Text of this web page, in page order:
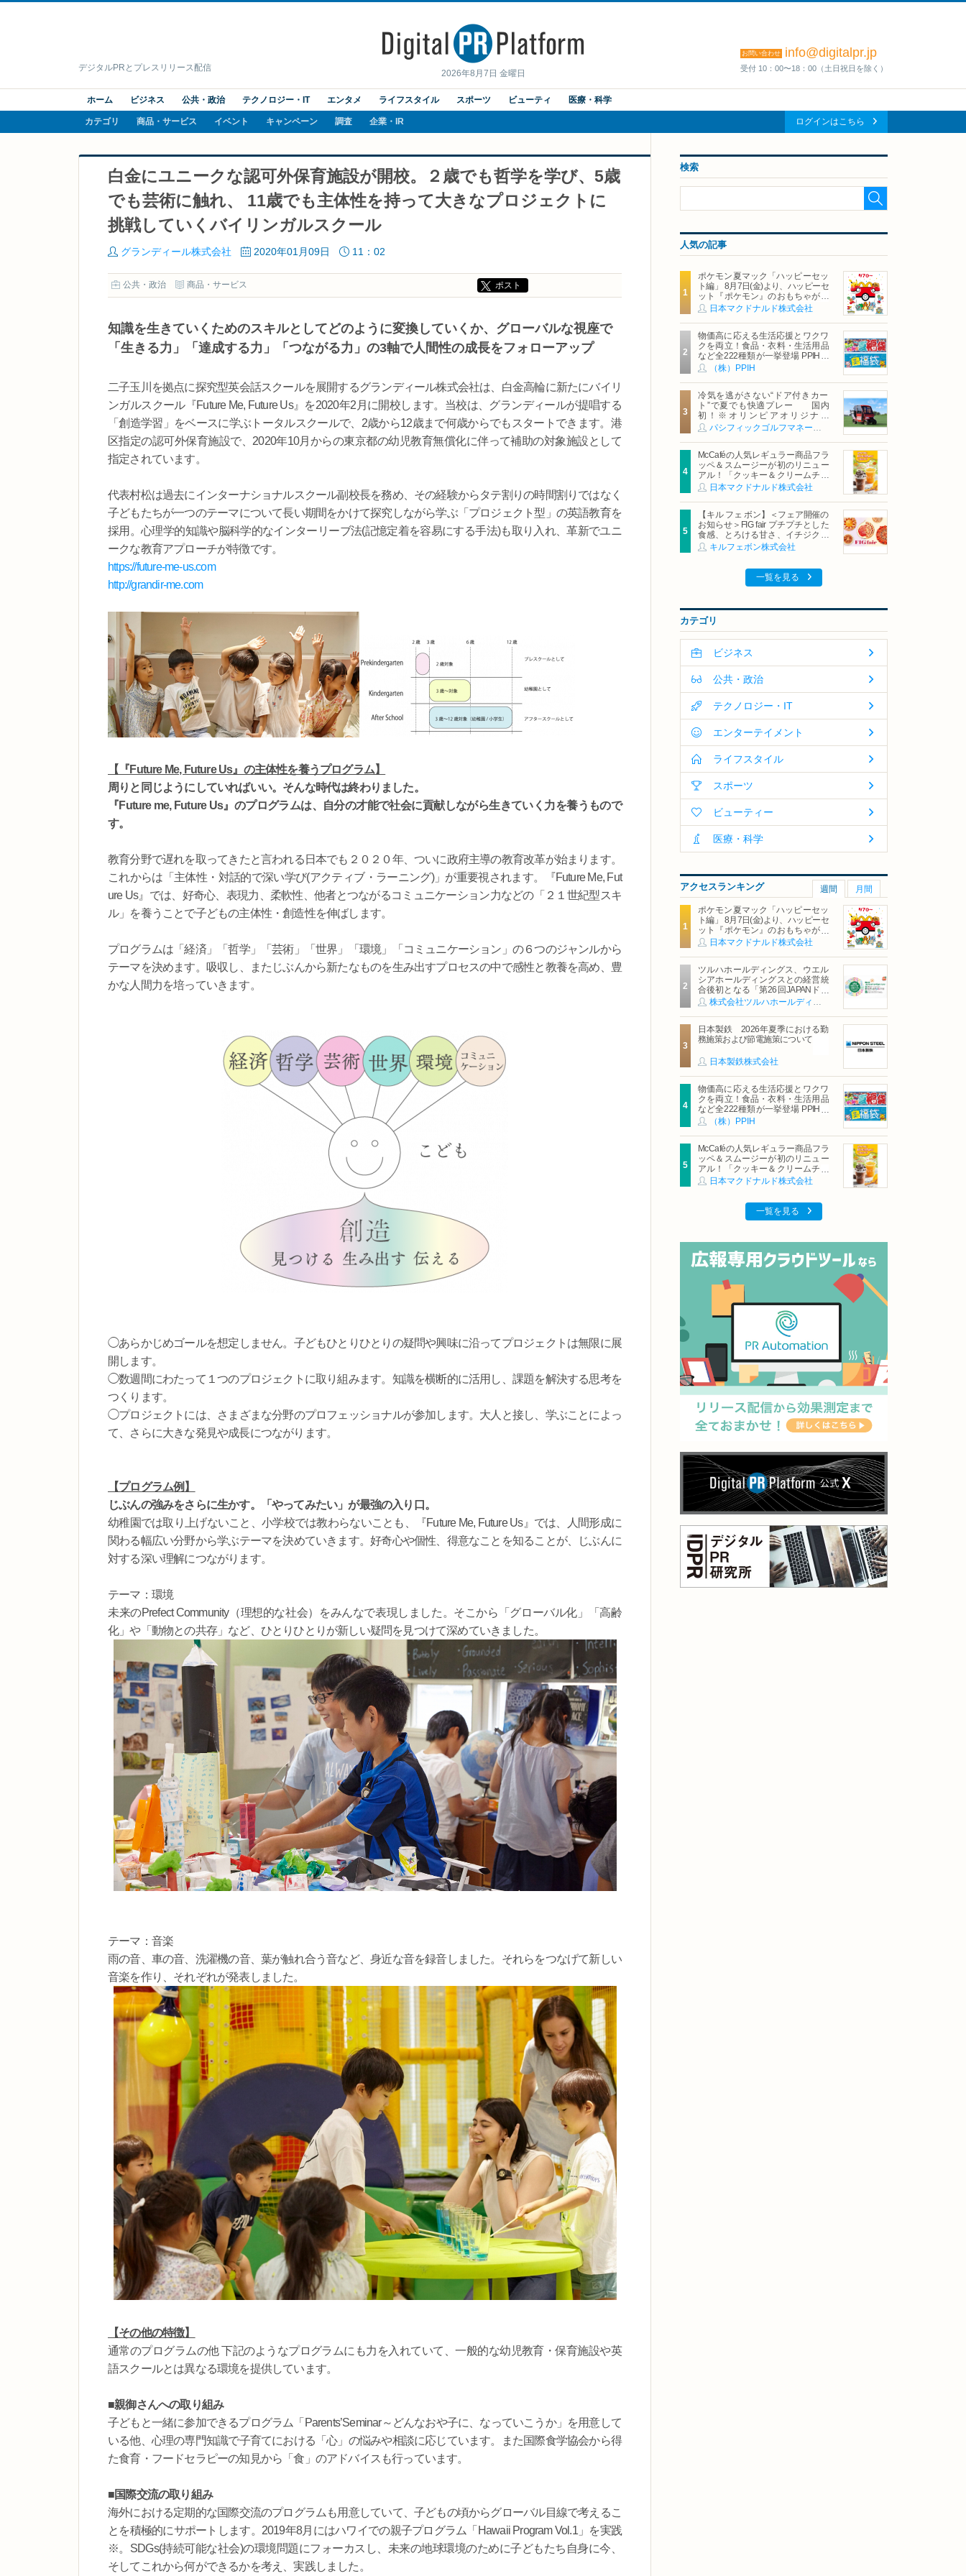
2026年8月7日 金曜日
デジタルPRとプレスリリース配信
お問い合わせ info@digitalpr.jp
受付 10：00〜18：00（土日祝日を除く）
ホーム ビジネス 公共・政治 テクノロジー・IT エンタメ ライフスタイル スポーツ ビューティ 医療・科学
カテゴリ 商品・サービス イベント キャンペーン 調査 企業・IR ログインはこちら
白金にユニークな認可外保育施設が開校。２歳でも哲学を学び、5歳
でも芸術に触れ、 11歳でも主体性を持って大きなプロジェクトに
挑戦していくバイリンガルスクール
グランディール株式会社 2020年01月09日 11：02
公共・政治 商品・サービス ポスト
知識を生きていくためのスキルとしてどのように変換していくか、グローバルな視座で
「生きる力」「達成する力」「つながる力」の3軸で人間性の成長をフォローアップ
二子玉川を拠点に探究型英会話スクールを展開するグランディール株式会社は、白金高輪に新たにバイリ
ンガルスクール『Future Me, Future Us』を2020年2月に開校します。当校は、グランディールが提唱する
「創造学習」をベースに学ぶトータルスクールで、2歳から12歳まで何歳からでもスタートできます。港
区指定の認可外保育施設で、2020年10月からの東京都の幼児教育無償化に伴って補助の対象施設として
指定されています。
代表村松は過去にインターナショナルスクール副校長を務め、その経験からタテ割りの時間割りではなく
子どもたちが一つのテーマについて長い期間をかけて探究しながら学ぶ「プロジェクト型」の英語教育を
採用。心理学的知識や脳科学的なインターリーブ法(記憶定着を容易にする手法)も取り入れ、革新でユニ
ークな教育アプローチが特徴です。
https://future-me-us.com
http://grandir-me.com
【『Future Me, Future Us』の主体性を養うプログラム】
周りと同じようにしていればいい。そんな時代は終わりました。
『Future me, Future Us』のプログラムは、自分の才能で社会に貢献しながら生きていく力を養うもので
す。
教育分野で遅れを取ってきたと言われる日本でも２０２０年、ついに政府主導の教育改革が始まります。
これからは「主体性・対話的で深い学び(アクティブ・ラーニング)」が重要視されます。『Future Me, Fut
ure Us』では、好奇心、表現力、柔軟性、他者とつながるコミュニケーション力などの「２１世紀型スキ
ル」を養うことで子どもの主体性・創造性を伸ばします。
プログラムは「経済」「哲学」「芸術」「世界」「環境」「コミュニケーション」の６つのジャンルから
テーマを決めます。吸収し、またじぶんから新たなものを生み出すプロセスの中で感性と教養を高め、豊
かな人間力を培っていきます。
◯あらかじめゴールを想定しません。子どもひとりひとりの疑問や興味に沿ってプロジェクトは無限に展
開します。
◯数週間にわたって１つのプロジェクトに取り組みます。知識を横断的に活用し、課題を解決する思考を
つくります。
◯プロジェクトには、さまざまな分野のプロフェッショナルが参加します。大人と接し、学ぶことによっ
て、さらに大きな発見や成長につながります。
【プログラム例】
じぶんの強みをさらに生かす。「やってみたい」が最強の入り口。
幼稚園では取り上げないこと、小学校では教わらないことも、『Future Me, Future Us』では、人間形成に
関わる幅広い分野から学ぶテーマを決めていきます。好奇心や個性、得意なことを知ることが、じぶんに
対する深い理解につながります。
テーマ：環境
未来のPrefect Community（理想的な社会）をみんなで表現しました。そこから「グローバル化」「高齢
化」や「動物との共存」など、ひとりひとりが新しい疑問を見つけて深めていきました。
テーマ：音楽
雨の音、車の音、洗濯機の音、葉が触れ合う音など、身近な音を録音しました。それらをつなげて新しい
音楽を作り、それぞれが発表しました。
【その他の特徴】
通常のプログラムの他 下記のようなプログラムにも力を入れていて、一般的な幼児教育・保育施設や英
語スクールとは異なる環境を提供しています。
■親御さんへの取り組み
子どもと一緒に参加できるプログラム「Parents’Seminar～どんなおや子に、なっていこうか」を用意して
いる他、心理の専門知識で子育てにおける「心」の悩みや相談に応じています。また国際食学協会から得
た食育・フードセラピーの知見から「食」のアドバイスも行っています。
■国際交流の取り組み
海外における定期的な国際交流のプログラムも用意していて、子どもの頃からグローバル目線で考えるこ
とを積極的にサポートします。2019年8月にはハワイでの親子プログラム「Hawaii Program Vol.1」を実践
※。SDGs(持続可能な社会)の環境問題にフォーカスし、未来の地球環境のために子どもたち自身に今、
そしてこれから何ができるかを考え、実践しました。
検索
人気の記事
ポケモン夏マック「ハッピーセッ
ト編」 8月7日(金)より、ハッピーセ
ット『ポケモン』のおもちゃが期
間限定登場
日本マクドナルド株式会社
物価高に応える生活応援とワクワ
クを両立！食品・衣料・生活用品
など全222種類が一挙登場 PPIHグ
ループ「夏福袋」＆セール 8月6日
(木)より順次スタート
（株）PPIH
冷気を逃がさない“ドア付きカー
ト”で夏でも快適プレー 国内
初！※オリンピアオリジナル
「AirCon Cart（エアコンカー
ト）」導入 | ＰＧＭ
McCaféの人気レギュラー商品フラ
ッペ＆スムージーが初のリニュー
アル！「クッキー＆クリームチョ
コフラッペ」「マンゴースムージ
ー」8月5日（水）から販売開始
日本マクドナルド株式会社
【キル フェ ボン】＜フェア開催の
お知らせ＞FIG fair プチプチとした
食感、とろける甘さ、イチジクの
魅力をたっぷりと。新作を含め、
イチジク尽くしの全4種が登場8月
キルフェボン株式会社
一覧を見る
カテゴリ
ビジネス
公共・政治
テクノロジー・IT
エンターテイメント
ライフスタイル
スポーツ
ビューティー
医療・科学
アクセスランキング 週間 月間
ポケモン夏マック「ハッピーセッ
ト編」 8月7日(金)より、ハッピーセ
ット『ポケモン』のおもちゃが期
間限定登場
日本マクドナルド株式会社
ツルハホールディングス、ウエル
シアホールディングスとの経営統
合後初となる「第26回JAPANドラ
ッグストアショー」に出展
株式会社ツルハホールディングス
日本製鉄 2026年夏季における勤
務施策および節電施策について
日本製鉄株式会社
物価高に応える生活応援とワクワ
クを両立！食品・衣料・生活用品
など全222種類が一挙登場 PPIHグ
ループ「夏福袋」＆セール 8月6日
（株）PPIH
McCaféの人気レギュラー商品フラ
ッペ＆スムージーが初のリニュー
アル！「クッキー＆クリームチョ
コフラッペ」「マンゴースムージ
日本マクドナルド株式会社
一覧を見る